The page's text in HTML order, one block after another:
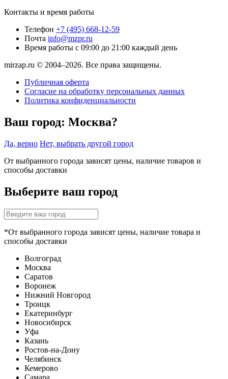
Контакты и время работы
Телефон +7 (495) 668-12-59
Почта info@mzpr.ru
Время работы с 09:00 до 21:00 каждый день
mirzap.ru © 2004–2026. Все права защищены.
Публичная оферта
Согласие на обработку персональных данных
Политика конфиденциальности
Ваш город: Москва?
Да, верно Нет, выбрать другой город
От выбранного города зависят цены, наличие товаров и
способы доставки
Выберите ваш город
*От выбранного города зависят цены, наличие товара и
способы доставки
Волгоград
Москва
Саратов
Воронеж
Нижний Новгород
Троицк
Екатеринбург
Новосибирск
Уфа
Казань
Ростов-на-Дону
Челябинск
Кемерово
Самара